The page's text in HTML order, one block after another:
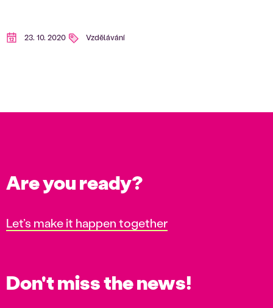
23. 10. 2020 Vzdělávání
Are you ready?
Let’s make it happen together
Don't miss the news!